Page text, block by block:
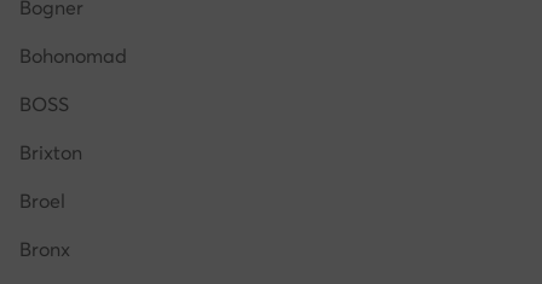
Bogner
Bohonomad
BOSS
Brixton
Broel
Bronx